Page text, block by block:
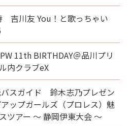
吉川友 You！と歌っちゃい
11th BIRTHDAY＠品川プリ
内クラブeX
スガイド 鈴木志乃プレゼン
ップガールズ（プロレス）魅
ツアー ～ 静岡伊東大会 ～